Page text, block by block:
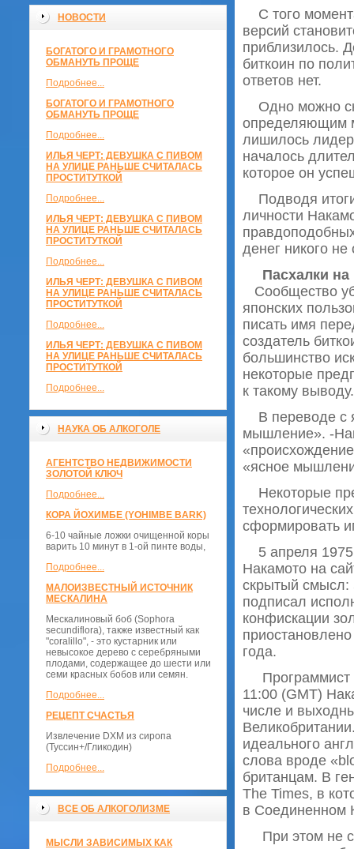
НОВОСТИ
БОГАТОГО И ГРАМОТНОГО
ОБМАНУТЬ ПРОЩЕ
Подробнее...
БОГАТОГО И ГРАМОТНОГО
ОБМАНУТЬ ПРОЩЕ
Подробнее...
ИЛЬЯ ЧЕРТ: ДЕВУШКА С ПИВОМ
НА УЛИЦЕ РАНЬШЕ СЧИТАЛАСЬ
ПРОСТИТУТКОЙ
Подробнее...
ИЛЬЯ ЧЕРТ: ДЕВУШКА С ПИВОМ
НА УЛИЦЕ РАНЬШЕ СЧИТАЛАСЬ
ПРОСТИТУТКОЙ
Подробнее...
ИЛЬЯ ЧЕРТ: ДЕВУШКА С ПИВОМ
НА УЛИЦЕ РАНЬШЕ СЧИТАЛАСЬ
ПРОСТИТУТКОЙ
Подробнее...
ИЛЬЯ ЧЕРТ: ДЕВУШКА С ПИВОМ
НА УЛИЦЕ РАНЬШЕ СЧИТАЛАСЬ
ПРОСТИТУТКОЙ
Подробнее...
НАУКА ОБ АЛКОГОЛЕ
АГЕНТСТВО НЕДВИЖИМОСТИ
ЗОЛОТОЙ КЛЮЧ
Подробнее...
КОРА ЙОХИМБЕ (YOHIMBE BARK)
6-10 чайные ложки очищенной коры
варить 10 минут в 1-ой пинте воды,
Подробнее...
МАЛОИЗВЕСТНЫЙ ИСТОЧНИК
МЕСКАЛИНА
Мескалиновый боб (Sophora
secundiflora), также известный как
"coralillo", - это кустарник или
невысокое дерево с серебряными
плодами, содержащее до шести или
семи красных бобов или семян.
Подробнее...
РЕЦЕПТ СЧАСТЬЯ
Извлечение DXM из сиропа
(Туссин+/Гликодин)
Подробнее...
ВСЕ ОБ АЛКОГОЛИЗМЕ
МЫСЛИ ЗАВИСИМЫХ КАК
С того
версий
приблизилось.
биткоин по
ответов нет.
Одно можно
определяющим
лишилось
началось
которое он
Подводя итоги
личности
денег никого
Пасхалки на
Сообщество
японских
писать имя
создатель
большинство
некоторые
к такому выводу.
В переводе с
мышление». -
«ясное
Некоторые
сформировать
5 апреля 1975
Накамото на
скрытый смысл:
подписал
конфискации
года.
Программист
11:00 (GMT)
числе и
идеального
слова вроде
британцам. В
The Times, в
в Соединенном
При этом не